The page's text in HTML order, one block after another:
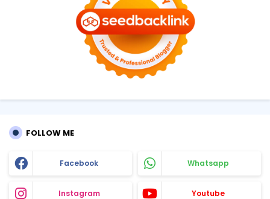
FOLLOW ME
Facebook Whatsapp
Instagram Youtube